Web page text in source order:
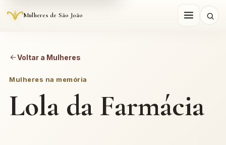
Mulheres de São João
Voltar a Mulheres
Mulheres na memória
Lola da Farmácia